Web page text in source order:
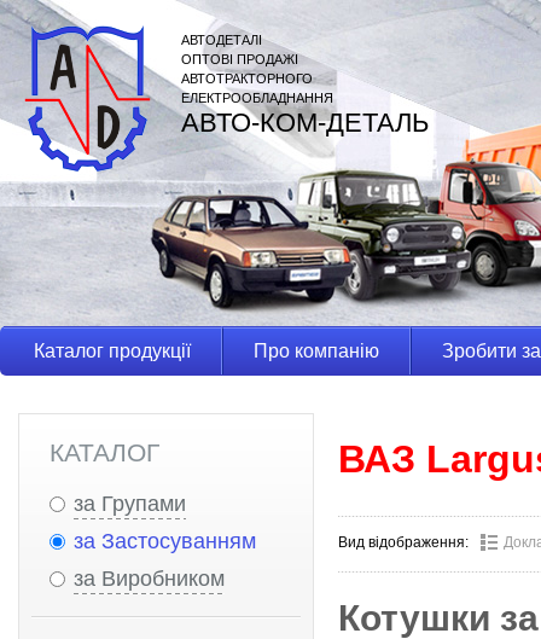
АВТОДЕТАЛІ
ОПТОВІ ПРОДАЖІ
АВТОТРАКТОРНОГО
ЕЛЕКТРООБЛАДНАННЯ
АВТО-КОМ-ДЕТАЛЬ
Каталог продукції Про компанію Зробити
КАТАЛОГ
за Групами
за Застосуванням
за Виробником
ВАЗ
Вид відображення:
Котушки